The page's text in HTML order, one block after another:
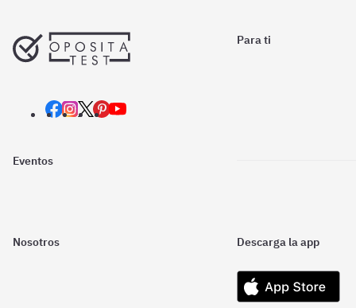
Para ti
Eventos
Nosotros Descarga la app